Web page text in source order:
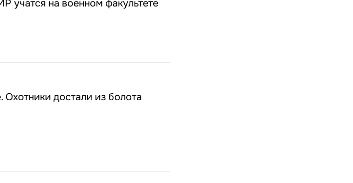
учатся на военном факультете
достали из болота